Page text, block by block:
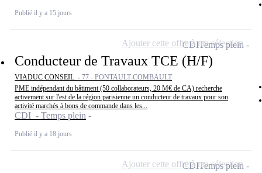
Publié il y a 15 jours
Conducteur de Travaux TCE (H/F)
VIADUC CONSEIL - 77 - PONTAULT-COMBAULT
PME indépendant du bâtiment (50 collaborateurs, 20 M€ de CA) recherche
activement sur l'est de la région parisienne un conducteur de travaux pour son
activité marchés à bons de commande dans les...
CDI - Temps plein
Publié il y a 18 jours
CDITemps plein
Ajouter cette offre à ma sélection
CDITemps plein
Ajouter cette offre à ma sélection